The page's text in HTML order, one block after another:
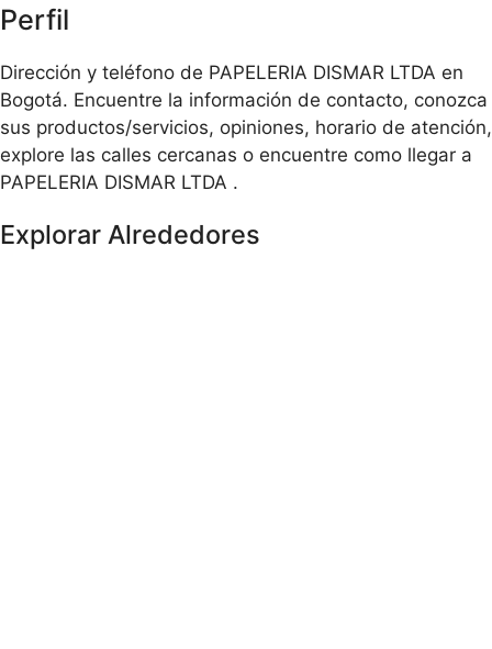
Perfil
Dirección y teléfono de PAPELERIA DISMAR LTDA en
Bogotá. Encuentre la información de contacto, conozca
sus productos/servicios, opiniones, horario de atención,
explore las calles cercanas o encuentre como llegar a
PAPELERIA DISMAR LTDA .
Explorar Alrededores